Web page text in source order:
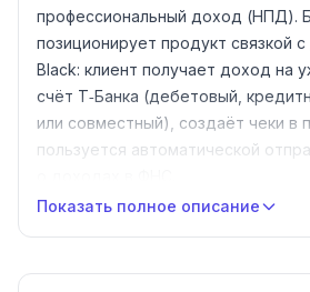
профессиональный доход (НПД).
позиционирует продукт связкой
Black: клиент получает доход на
счёт Т‑Банка (дебетовый,
или совместный), создаёт чеки в
пользуется автоматической
Сервис работает в рамках АО
Показать полное описание